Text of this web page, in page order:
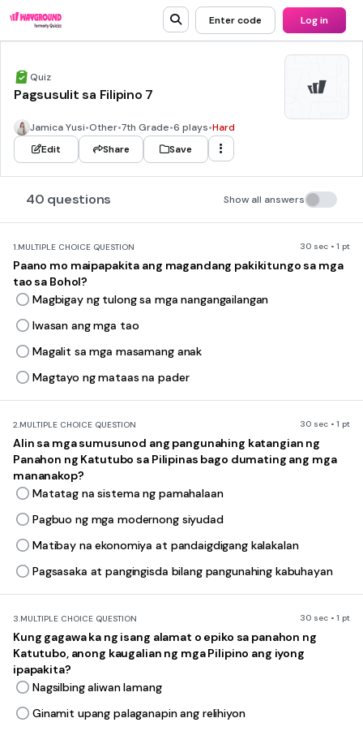
Enter code Log in
Quiz
Pagsusulit sa Filipino 7
Jamica Yusi•Other•7th Grade•6 plays•Hard
Edit
Share Save
40 questions Show all answers
1.MULTIPLE CHOICE QUESTION 30 sec • 1 pt
Paano mo maipapakita ang magandang pakikitungo sa mga
tao sa Bohol?
Magbigay ng tulong sa mga nangangailangan
Iwasan ang mga tao
Magalit sa mga masamang anak
Magtayo ng mataas na pader
2.MULTIPLE CHOICE QUESTION 30 sec • 1 pt
Alin sa mga sumusunod ang pangunahing katangian ng
Panahon ng Katutubo sa Pilipinas bago dumating ang mga
mananakop?
Matatag na sistema ng pamahalaan
Pagbuo ng mga modernong siyudad
Matibay na ekonomiya at pandaigdigang kalakalan
Pagsasaka at pangingisda bilang pangunahing kabuhayan
3.MULTIPLE CHOICE QUESTION 30 sec • 1 pt
Kung gagawa ka ng isang alamat o epiko sa panahon ng
Katutubo, anong kaugalian ng mga Pilipino ang iyong
ipapakita?
Nagsilbing aliwan lamang
Ginamit upang palaganapin ang relihiyon